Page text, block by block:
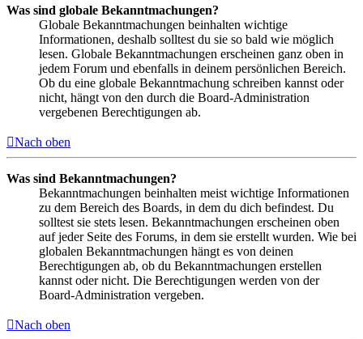
Was sind globale Bekanntmachungen?
Globale Bekanntmachungen beinhalten wichtige
Informationen, deshalb solltest du sie so bald wie möglich
lesen. Globale Bekanntmachungen erscheinen ganz oben in
jedem Forum und ebenfalls in deinem persönlichen Bereich.
Ob du eine globale Bekanntmachung schreiben kannst oder
nicht, hängt von den durch die Board-Administration
vergebenen Berechtigungen ab.
Nach oben
Was sind Bekanntmachungen?
Bekanntmachungen beinhalten meist wichtige Informationen
zu dem Bereich des Boards, in dem du dich befindest. Du
solltest sie stets lesen. Bekanntmachungen erscheinen oben
auf jeder Seite des Forums, in dem sie erstellt wurden. Wie bei
globalen Bekanntmachungen hängt es von deinen
Berechtigungen ab, ob du Bekanntmachungen erstellen
kannst oder nicht. Die Berechtigungen werden von der
Board-Administration vergeben.
Nach oben